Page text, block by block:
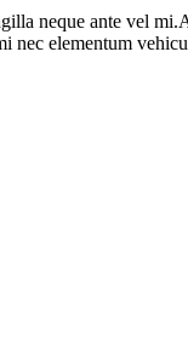
neque ante vel
elementum